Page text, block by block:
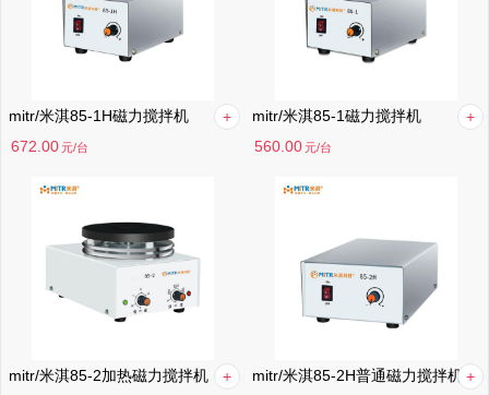
mitr/米淇85-1H磁力搅拌机
672.00 元/台
mitr/米淇85-1磁力搅拌机
560.00 元/台
mitr/米淇85-2加热磁力搅拌机
mitr/米淇85-2H普通磁力搅拌机